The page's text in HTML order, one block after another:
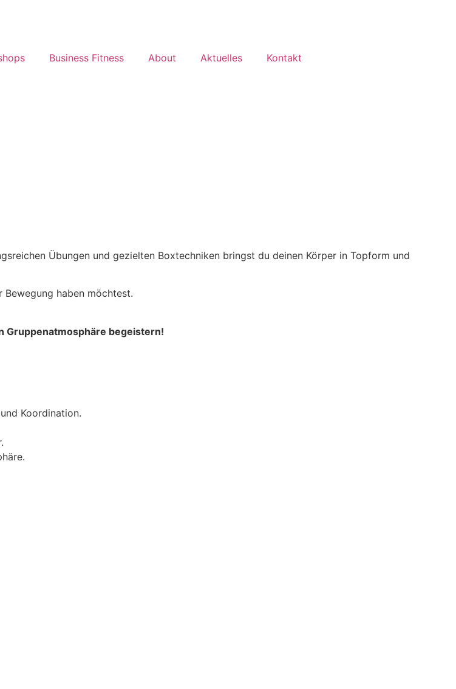
Business Fitness About Aktuelles Kontakt
Übungen und gezielten Boxtechniken bringst du deinen Körper in Topform und
Bewegung haben möchtest.
Gruppenatmosphäre begeistern!
Koordination.